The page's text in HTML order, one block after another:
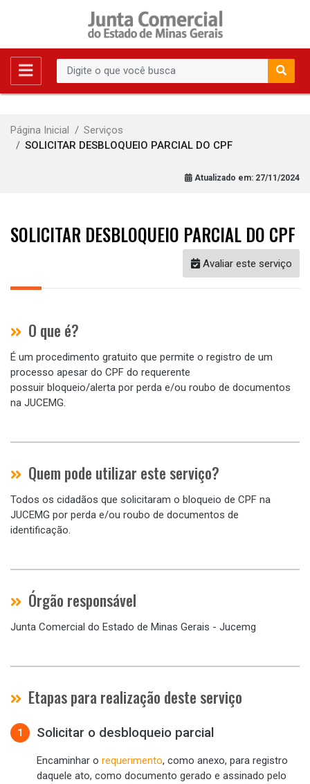
Página Inicial
Serviços
SOLICITAR DESBLOQUEIO PARCIAL DO CPF
Atualizado em: 27/11/2024
SOLICITAR DESBLOQUEIO PARCIAL DO CPF
Avaliar este serviço
O que é?
É um procedimento gratuito que permite o registro de um
processo apesar do CPF do requerente
possuir bloqueio/alerta por perda e/ou roubo de documentos
na JUCEMG.
Quem pode utilizar este serviço?
Todos os cidadãos que solicitaram o bloqueio de CPF na
JUCEMG por perda e/ou roubo de documentos de
identificação.
Órgão responsável
Junta Comercial do Estado de Minas Gerais - Jucemg
Etapas para realização deste serviço
1 Solicitar o desbloqueio parcial
Encaminhar o requerimento, como anexo, para registro
daquele ato, como documento gerado e assinado pelo